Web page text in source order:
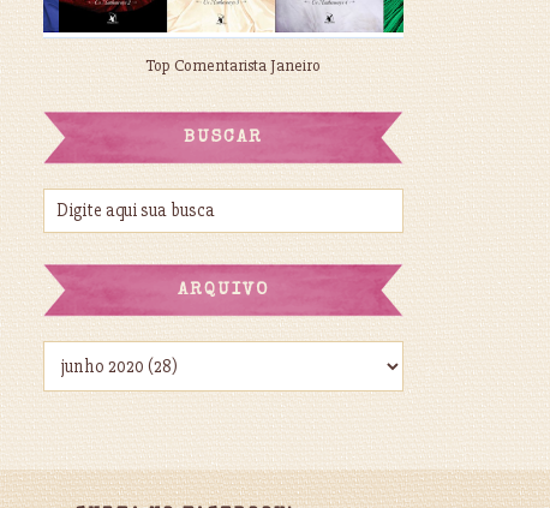
Top Comentarista Janeiro
BUSCAR
ARQUIVO